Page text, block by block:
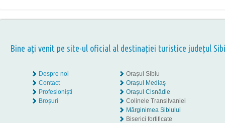
Bine aţi venit pe site-ul oficial al destinației turistice județul
Despre noi
Contact
Profesionişti
Broşuri
Oraşul Sibiu
Oraşul Mediaş
Oraşul Cisnădie
Colinele Transilvaniei
Mărginimea Sibiului
Biserici fortificate